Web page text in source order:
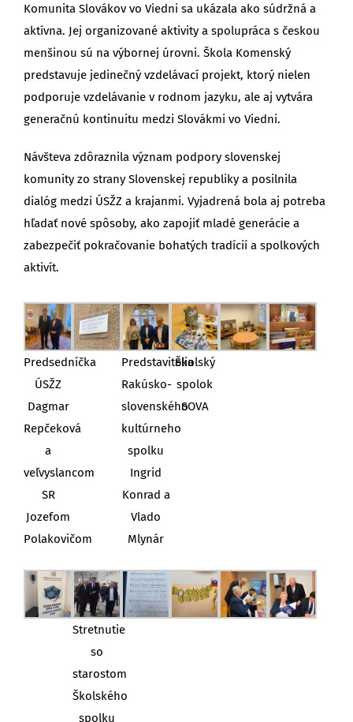
Komunita Slovákov vo Viedni sa ukázala ako súdržná a
aktívna. Jej organizované aktivity a spolupráca s českou
menšinou sú na výbornej úrovni. Škola Komenský
predstavuje jedinečný vzdelávací projekt, ktorý nielen
podporuje vzdelávanie v rodnom jazyku, ale aj vytvára
generačnú kontinuitu medzi Slovákmi vo Viedni.
Návšteva zdôraznila význam podpory slovenskej
komunity zo strany Slovenskej republiky a posilnila
dialóg medzi ÚSŽZ a krajanmi. Vyjadrená bola aj potreba
hľadať nové spôsoby, ako zapojiť mladé generácie a
zabezpečiť pokračovanie bohatých tradícií a spolkových
aktivít.
Predsedníčka
ÚSŽZ
Dagmar
Repčeková
a
veľvyslancom
SR
Jozefom
Polakovičom
Predstavitelia
Rakúsko-
slovenského
kultúrneho
spolku
Ingrid
Konrad a
Vlado
Mlynár
Školský
spolok
SOVA
Stretnutie
so
starostom
Školského
spolku